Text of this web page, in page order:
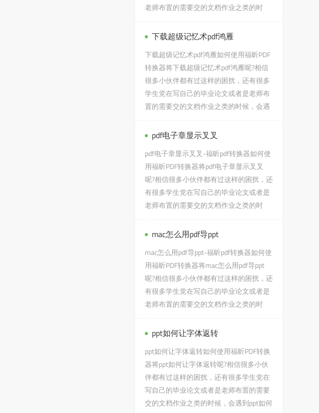
老师布置的需要交的文档作业之类的时
下载超级记忆术pdf鸿雁
下载超级记忆术pdf鸿雁如何使用福昕PDF
转换器将下载超级记忆术pdf鸿雁呢?相信
很多小伙伴都有过这样的困扰，还有很多
学生党在写自己的毕业论文或者是老师布
置的需要交的文档作业之类的时候，会遇
pdf电子章显示叉叉
pdf电子章显示叉叉-福昕pdf转换器如何使
用福昕PDF转换器将pdf电子章显示叉叉
呢?相信很多小伙伴都有过这样的困扰，还
有很多学生党在写自己的毕业论文或者是
老师布置的需要交的文档作业之类的时
mac怎么用pdf导ppt
mac怎么用pdf导ppt-福昕pdf转换器如何使
用福昕PDF转换器将mac怎么用pdf导ppt
呢?相信很多小伙伴都有过这样的困扰，还
有很多学生党在写自己的毕业论文或者是
老师布置的需要交的文档作业之类的时
ppt如何让字体返转
ppt如何让字体返转如何使用福昕PDF转换
器将ppt如何让字体返转呢?相信很多小伙
伴都有过这样的困扰，还有很多学生党在
写自己的毕业论文或者是老师布置的需要
交的文档作业之类的时候，会遇到ppt如何